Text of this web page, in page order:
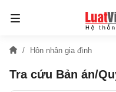
Hôn nhân gia đình
Tra cứu Bản án/